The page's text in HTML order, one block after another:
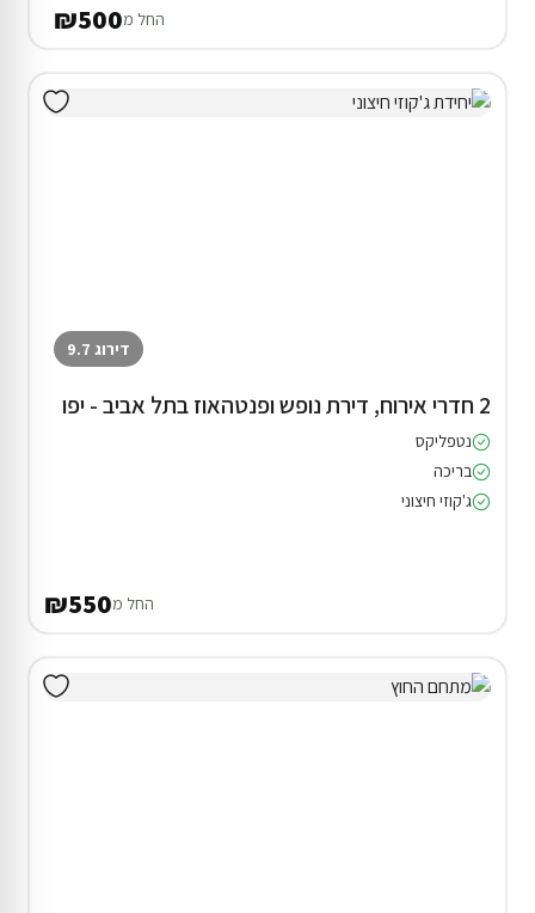
החל מ₪500
דירוג 9.7
2 חדרי אירוח, דירת נופש ופנטהאוז בתל אביב - יפו
נטפליקס
בריכה
ג'קוזי חיצוני
החל מ₪550